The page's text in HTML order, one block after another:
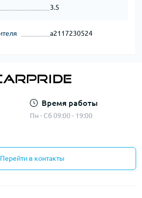
3.5
a2117230524
Время работы
Пн - Сб 09:00 - 19:00
Перейти в контакты